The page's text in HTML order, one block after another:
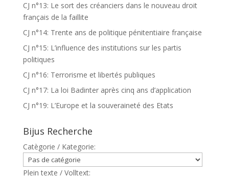
CJ n°13: Le sort des créanciers dans le nouveau droit
français de la faillite
CJ n°14: Trente ans de politique pénitentiaire française
CJ n°15: L’influence des institutions sur les partis
politiques
CJ n°16: Terrorisme et libertés publiques
CJ n°17: La loi Badinter après cinq ans d’application
CJ n°19: L’Europe et la souveraineté des Etats
Bijus Recherche
Catègorie / Kategorie:
Plein texte / Volltext: